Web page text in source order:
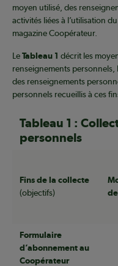
moyen utilisé, des
activités liées à l’utilisation
magazine Coopérateur.
LeTableau 1 décrit les
renseignements
des renseignements
personnels recueillis à ces
Tableau 1 :
personnels
Fins de la collecte
(objectifs)
Formulaire
d’abonnement au
Coopérateur